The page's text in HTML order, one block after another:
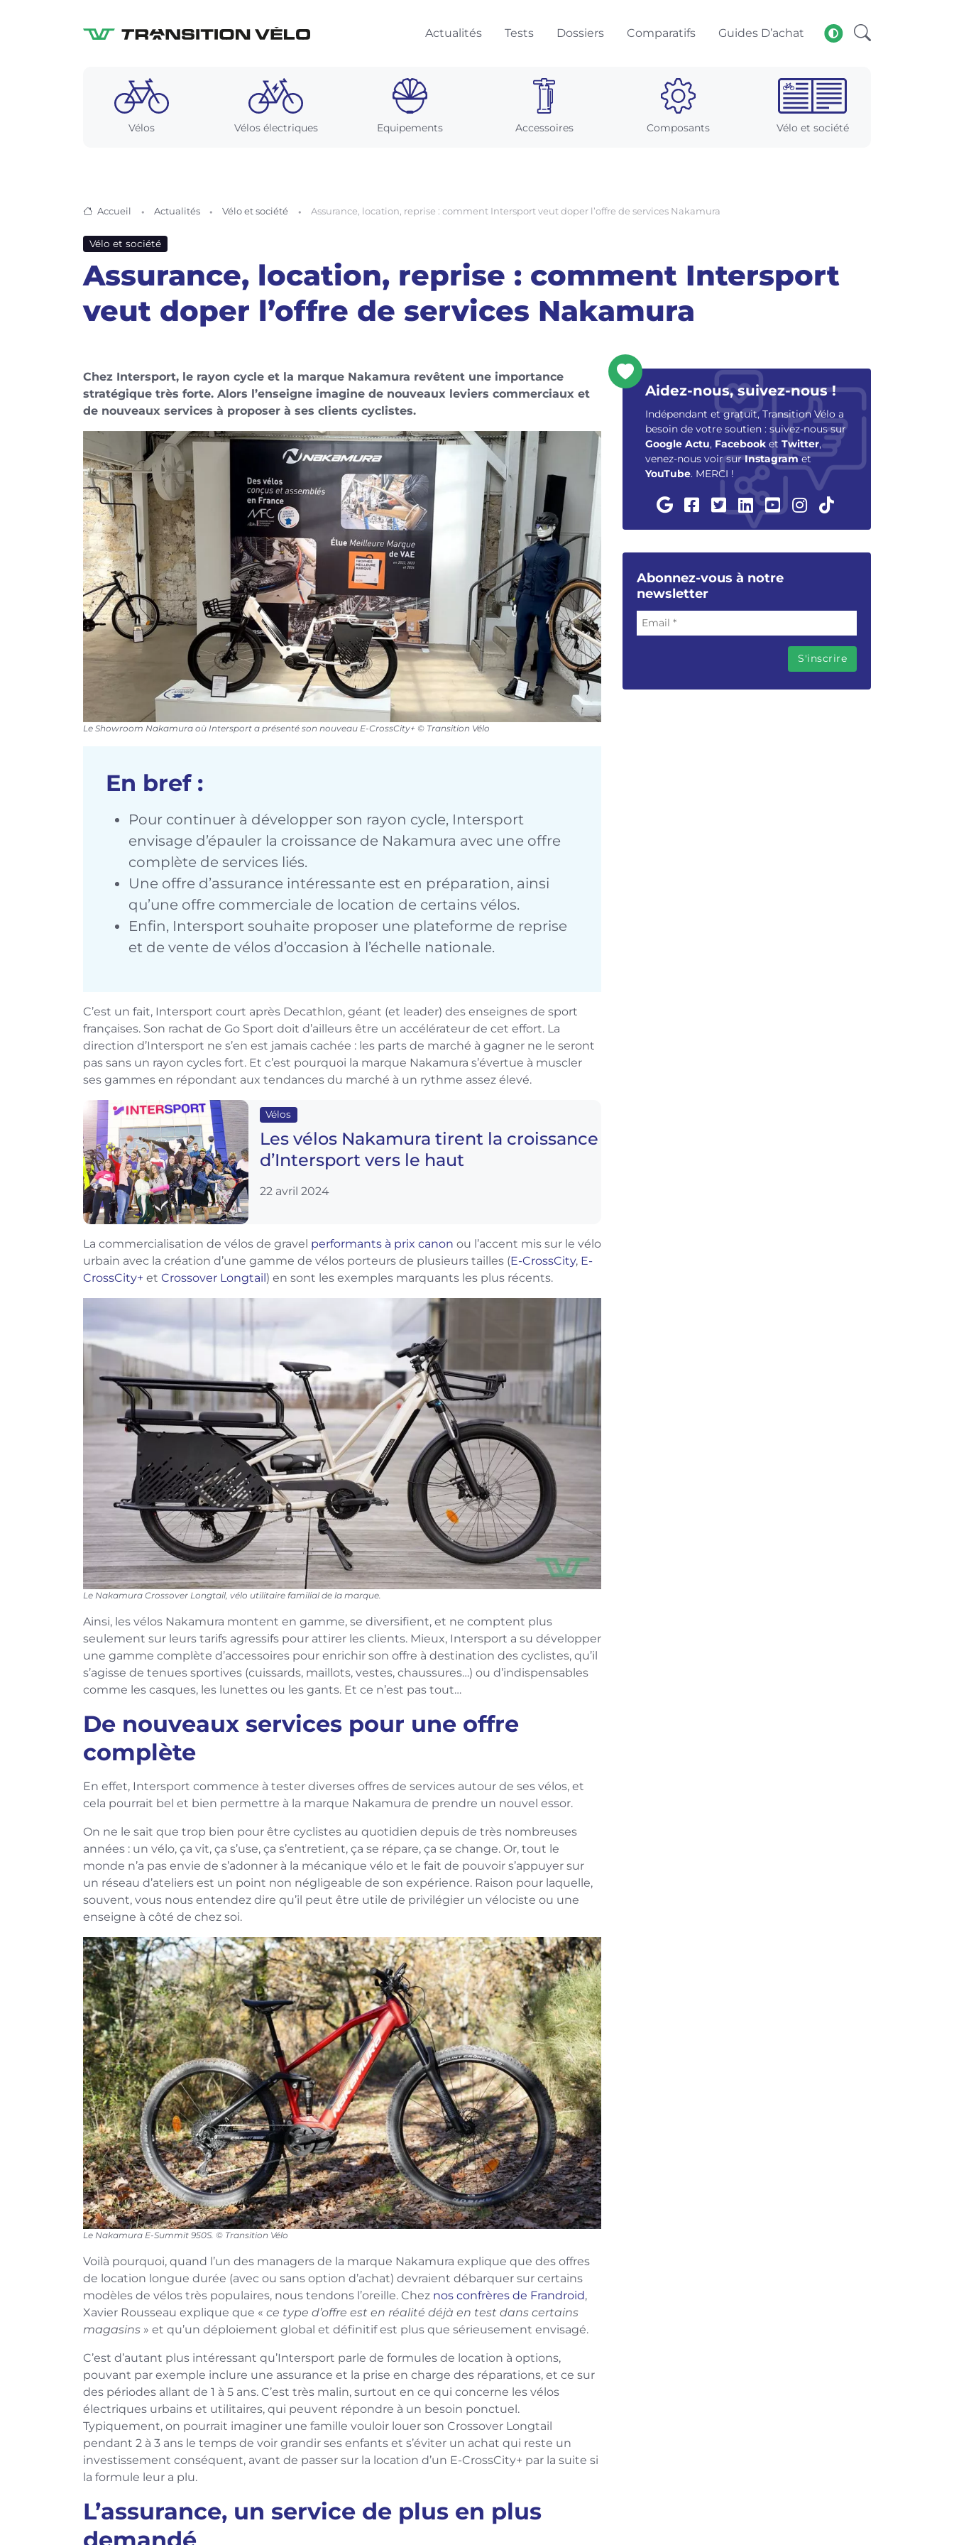
Actualités Tests Dossiers Comparatifs Guides D’achat
Vélos Vélos électriques Equipements Accessoires Composants Vélo et société
Accueil Actualités Vélo et société Assurance, location, reprise : comment Intersport veut doper l’offre de services Nakamura
Vélo et société
Assurance, location, reprise : comment Intersport
veut doper l’offre de services Nakamura
Chez Intersport, le rayon cycle et la marque Nakamura revêtent une importance
stratégique très forte. Alors l’enseigne imagine de nouveaux leviers commerciaux et
de nouveaux services à proposer à ses clients cyclistes.
Le Showroom Nakamura où Intersport a présenté son nouveau E-CrossCity+ © Transition Vélo
En bref :
Pour continuer à développer son rayon cycle, Intersport
envisage d’épauler la croissance de Nakamura avec une offre
complète de services liés.
Une offre d’assurance intéressante est en préparation, ainsi
qu’une offre commerciale de location de certains vélos.
Enfin, Intersport souhaite proposer une plateforme de reprise
et de vente de vélos d’occasion à l’échelle nationale.
C’est un fait, Intersport court après Decathlon, géant (et leader) des enseignes de sport
françaises. Son rachat de Go Sport doit d’ailleurs être un accélérateur de cet effort. La
direction d’Intersport ne s’en est jamais cachée : les parts de marché à gagner ne le seront
pas sans un rayon cycles fort. Et c’est pourquoi la marque Nakamura s’évertue à muscler
ses gammes en répondant aux tendances du marché à un rythme assez élevé.
Vélos
Les vélos Nakamura tirent la croissance
d’Intersport vers le haut
22 avril 2024
La commercialisation de vélos de gravel performants à prix canon ou l’accent mis sur le vélo
urbain avec la création d’une gamme de vélos porteurs de plusieurs tailles (E-CrossCity, E-
CrossCity+ et Crossover Longtail) en sont les exemples marquants les plus récents.
Le Nakamura Crossover Longtail, vélo utilitaire familial de la marque.
Ainsi, les vélos Nakamura montent en gamme, se diversifient, et ne comptent plus
seulement sur leurs tarifs agressifs pour attirer les clients. Mieux, Intersport a su développer
une gamme complète d’accessoires pour enrichir son offre à destination des cyclistes, qu’il
s’agisse de tenues sportives (cuissards, maillots, vestes, chaussures…) ou d’indispensables
comme les casques, les lunettes ou les gants. Et ce n’est pas tout…
De nouveaux services pour une offre
complète
En effet, Intersport commence à tester diverses offres de services autour de ses vélos, et
cela pourrait bel et bien permettre à la marque Nakamura de prendre un nouvel essor.
On ne le sait que trop bien pour être cyclistes au quotidien depuis de très nombreuses
années : un vélo, ça vit, ça s’use, ça s’entretient, ça se répare, ça se change. Or, tout le
monde n’a pas envie de s’adonner à la mécanique vélo et le fait de pouvoir s’appuyer sur
un réseau d’ateliers est un point non négligeable de son expérience. Raison pour laquelle,
souvent, vous nous entendez dire qu’il peut être utile de privilégier un vélociste ou une
enseigne à côté de chez soi.
Le Nakamura E-Summit 950S. © Transition Vélo
Voilà pourquoi, quand l’un des managers de la marque Nakamura explique que des offres
de location longue durée (avec ou sans option d’achat) devraient débarquer sur certains
modèles de vélos très populaires, nous tendons l’oreille. Chez nos confrères de Frandroid,
Xavier Rousseau explique que « ce type d’offre est en réalité déjà en test dans certains
magasins » et qu’un déploiement global et définitif est plus que sérieusement envisagé.
C’est d’autant plus intéressant qu’Intersport parle de formules de location à options,
pouvant par exemple inclure une assurance et la prise en charge des réparations, et ce sur
des périodes allant de 1 à 5 ans. C’est très malin, surtout en ce qui concerne les vélos
électriques urbains et utilitaires, qui peuvent répondre à un besoin ponctuel.
Typiquement, on pourrait imaginer une famille vouloir louer son Crossover Longtail
pendant 2 à 3 ans le temps de voir grandir ses enfants et s’éviter un achat qui reste un
investissement conséquent, avant de passer sur la location d’un E-CrossCity+ par la suite si
la formule leur a plu.
L’assurance, un service de plus en plus
Aidez-nous, suivez-nous !
Indépendant et gratuit, Transition Vélo a
besoin de votre soutien : suivez-nous sur
Google Actu, Facebook et Twitter,
venez-nous voir surInstagramet
YouTube. MERCI !
Abonnez-vous à notre
newsletter